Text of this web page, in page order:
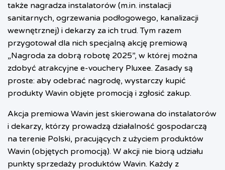
także nagradza instalatorów (m.in. instalacji
sanitarnych, ogrzewania podłogowego, kanalizacji
wewnętrznej) i dekarzy za ich trud. Tym razem
przygotował dla nich specjalną akcję premiową
„Nagroda za dobrą robotę 2025”, w której można
zdobyć atrakcyjne e-vouchery Pluxee. Zasady są
proste: aby odebrać nagrodę, wystarczy kupić
produkty Wavin objęte promocją i zgłosić zakup.
Akcja premiowa Wavin jest skierowana do instalatorów
i dekarzy, którzy prowadzą działalność gospodarczą
na terenie Polski, pracujących z użyciem produktów
Wavin (objętych promocją). W akcji nie biorą udziału
punkty sprzedaży produktów Wavin. Każdy z